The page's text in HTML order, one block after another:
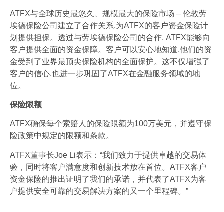
ATFX与全球历史最悠久、规模最大的保险市场 – 伦敦劳
埃德保险公司建立了合作关系,为ATFX的客户资金保险计
划提供担保。透过与劳埃德保险公司的合作, ATFX能够向
客户提供全面的资金保障。客户可以安心地知道,他们的资
金受到了业界最顶尖保险机构的全面保护。这不仅增强了
客户的信心,也进一步巩固了ATFX在金融服务领域的地
位。
保险限额
ATFX确保每个索赔人的保险限额为100万美元，并遵守保
险政策中规定的限额和条款。
ATFX董事长Joe Li表示：“我们致力于提供卓越的交易体
验，同时将客户满意度和创新技术放在首位。ATFX客户
资金保险的推出证明了我们的承诺，并代表了ATFX为客
户提供安全可靠的交易解决方案的又一个里程碑。”